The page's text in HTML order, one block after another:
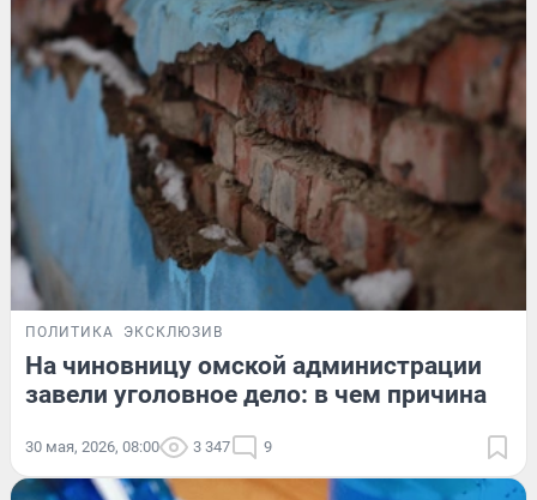
ПОЛИТИКА ЭКСКЛЮЗИВ
На чиновницу омской администрации
завели уголовное дело: в чем причина
30 мая, 2026, 08:00 3 347 9